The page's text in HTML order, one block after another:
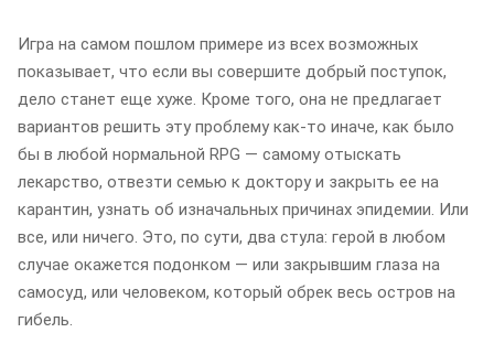
Игра на самом пошлом примере из всех возможных
показывает, что если вы совершите добрый поступок,
дело станет еще хуже. Кроме того, она не предлагает
вариантов решить эту проблему как-то иначе, как было
бы в любой нормальной RPG — самому отыскать
лекарство, отвезти семью к доктору и закрыть ее на
карантин, узнать об изначальных причинах эпидемии. Или
все, или ничего. Это, по сути, два стула: герой в любом
случае окажется подонком — или закрывшим глаза на
самосуд, или человеком, который обрек весь остров на
гибель.